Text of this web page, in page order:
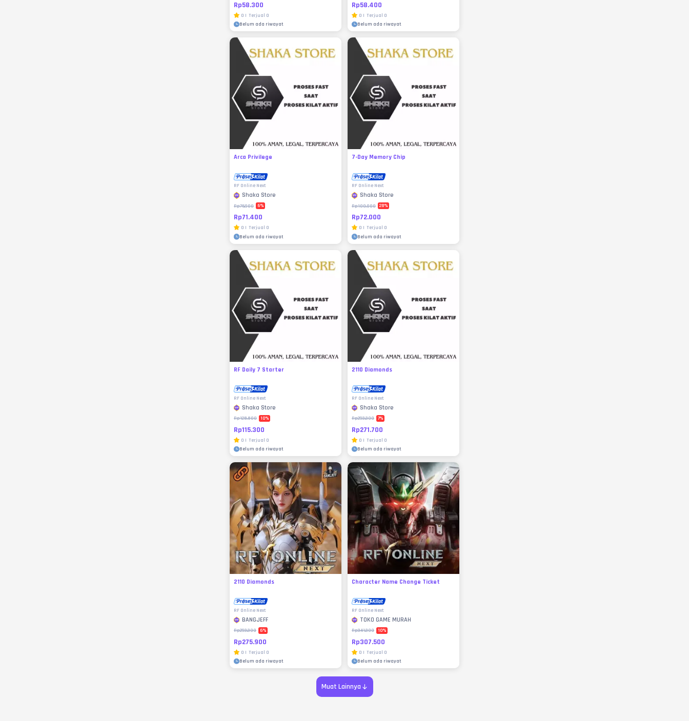
Rp58.300
0 | Terjual 0
Belum ada riwayat
Rp58.400
0 | Terjual 0
Belum ada riwayat
Arca Privilege
RF Online Next
Shaka Store
Rp75.900 6%
Rp71.400
0 | Terjual 0
Belum ada riwayat
7-Day Memory Chip
RF Online Next
Shaka Store
Rp100.000 28%
Rp72.000
0 | Terjual 0
Belum ada riwayat
RF Daily 7 Starter
RF Online Next
Shaka Store
Rp128.800 10%
Rp115.300
0 | Terjual 0
Belum ada riwayat
2110 Diamonds
RF Online Next
Shaka Store
Rp293.300 7%
Rp271.700
0 | Terjual 0
Belum ada riwayat
2110 Diamonds
RF Online Next
BANGJEFF
Rp293.300 6%
Rp275.900
0 | Terjual 0
Belum ada riwayat
Character Name Change Ticket
RF Online Next
TOKO GAME MURAH
Rp341.300 10%
Rp307.500
0 | Terjual 0
Belum ada riwayat
Muat Lainnya